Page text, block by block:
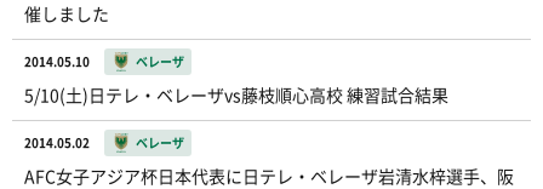
催しました
2014.05.10 ベレーザ
5/10(土)日テレ・ベレーザvs藤枝順心高校 練習試合結果
2014.05.02 ベレーザ
AFC女子アジア杯日本代表に日テレ・ベレーザ岩清水梓選手、阪